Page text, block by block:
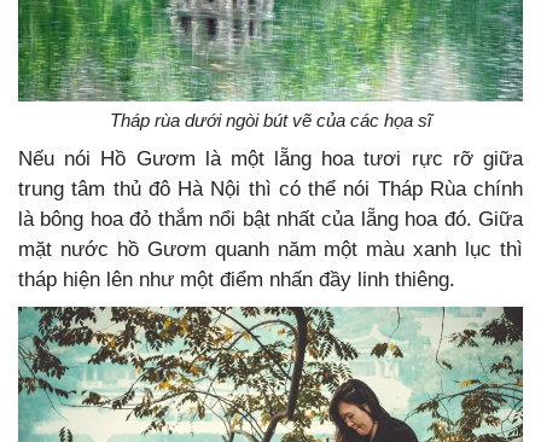
Tháp rùa dưới ngòi bút vẽ của các họa sĩ
Nếu nói Hồ Gươm là một lẵng hoa tươi rực rỡ giữa
trung tâm thủ đô Hà Nội thì có thể nói Tháp Rùa chính
là bông hoa đỏ thắm nổi bật nhất của lẵng hoa đó. Giữa
mặt nước hồ Gươm quanh năm một màu xanh lục thì
tháp hiện lên như một điểm nhấn đầy linh thiêng.